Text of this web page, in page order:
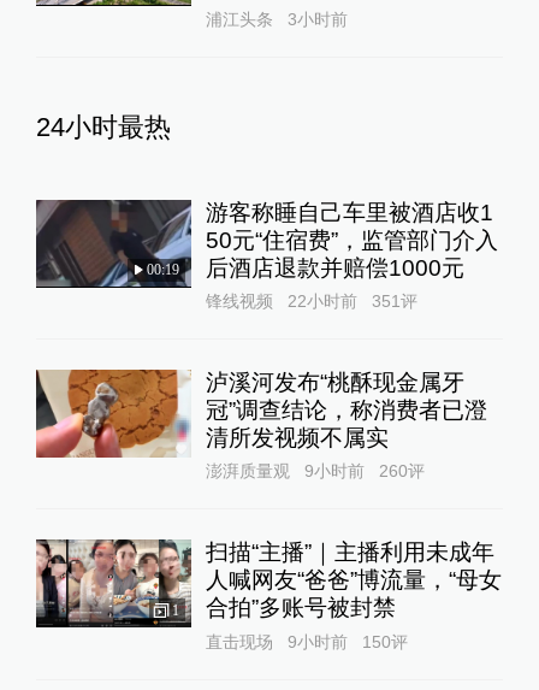
浦江头条 3小时前
24小时最热
00:19
游客称睡自己车里被酒店收1
50元“住宿费”，监管部门介入
后酒店退款并赔偿1000元
锋线视频 22小时前 351评
泸溪河发布“桃酥现金属牙
冠”调查结论，称消费者已澄
清所发视频不属实
澎湃质量观 9小时前 260评
1
扫描“主播”｜主播利用未成年
人喊网友“爸爸”博流量，“母女
合拍”多账号被封禁
直击现场 9小时前 150评